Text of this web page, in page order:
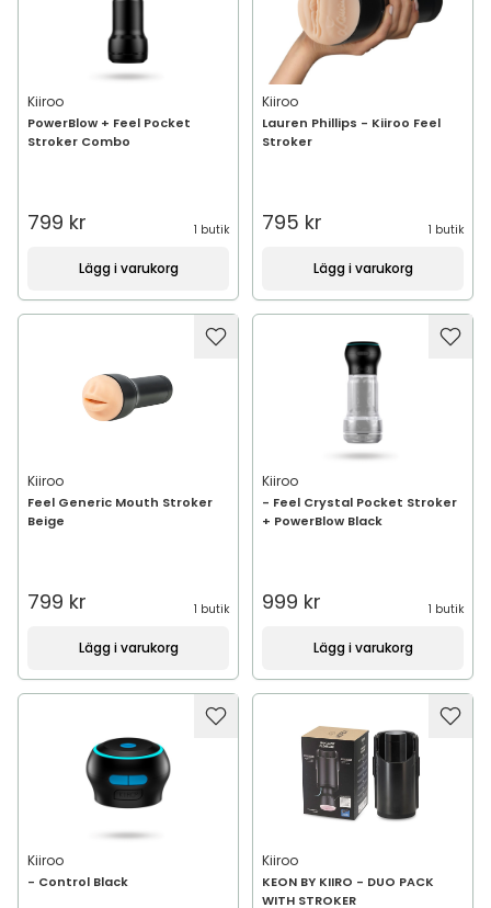
Kiiroo
PowerBlow + Feel Pocket
Stroker Combo
799 kr 1 butik
Lägg i varukorg
Kiiroo
Lauren Phillips - Kiiroo Feel
Stroker
795 kr 1 butik
Lägg i varukorg
Kiiroo
Feel Generic Mouth Stroker
Beige
799 kr 1 butik
Lägg i varukorg
Kiiroo
- Feel Crystal Pocket Stroker
+ PowerBlow Black
999 kr 1 butik
Lägg i varukorg
Kiiroo
- Control Black
Kiiroo
KEON BY KIIRO - DUO PACK
WITH STROKER